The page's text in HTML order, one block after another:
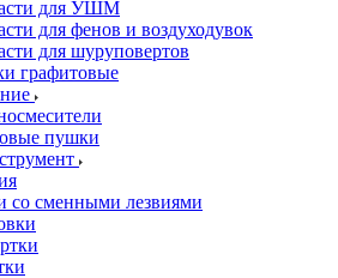
для УШМ
для фенов и воздуходувок
для шуруповертов
графитовые
пушки
со сменными лезвиями